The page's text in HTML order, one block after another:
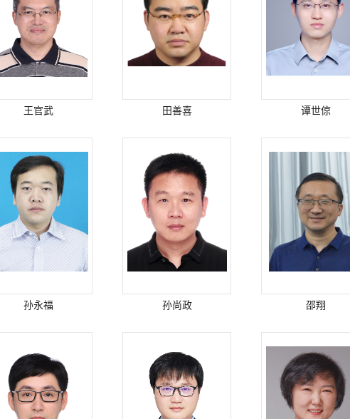
王官武 田善喜 谭世倞
孙永福 孙尚政 邵翔